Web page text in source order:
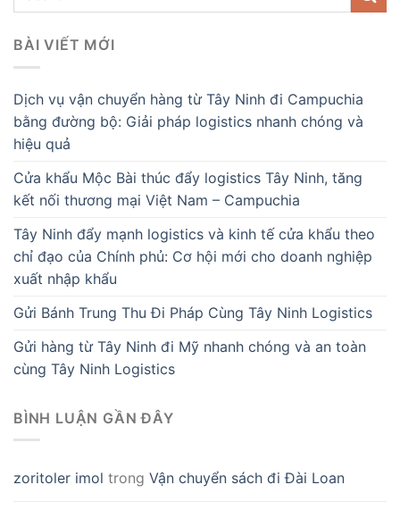
BÀI VIẾT MỚI
Dịch vụ vận chuyển hàng từ Tây Ninh đi Campuchia
bằng đường bộ: Giải pháp logistics nhanh chóng và
hiệu quả
Cửa khẩu Mộc Bài thúc đẩy logistics Tây Ninh, tăng
kết nối thương mại Việt Nam – Campuchia
Tây Ninh đẩy mạnh logistics và kinh tế cửa khẩu theo
chỉ đạo của Chính phủ: Cơ hội mới cho doanh nghiệp
xuất nhập khẩu
Gửi Bánh Trung Thu Đi Pháp Cùng Tây Ninh Logistics
Gửi hàng từ Tây Ninh đi Mỹ nhanh chóng và an toàn
cùng Tây Ninh Logistics
BÌNH LUẬN GẦN ĐÂY
zoritoler imol trong Vận chuyển sách đi Đài Loan